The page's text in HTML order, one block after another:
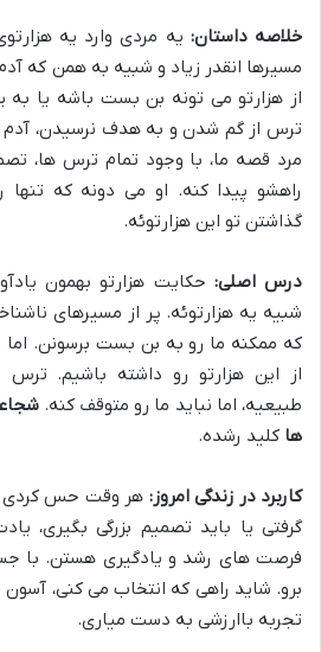
خلاصه داستان: یه مردی وارد یه
مسیرها انقدر زیاد و شبیه به همن که
از هزارتو می تونه بن بست باشه یا به
ترس از گم شدن و به هدف نرسیدن، آدم
مرد قصه ما، با وجود تمام ترس ها،
راهشو پیدا کنه. او می دونه که
گذاشتن تو این هزارتوئه.
درس اصلی: حکایت هزارتو بهمون
شبیه یه هزارتوئه. پر از مسیرهای
که ممکنه ما رو به بن بست برسونن.
از این هزارتو رو داشته باشیم. ترس
طبیعیه، اما نباید ما رو متوقف کنه.
ها کلید رشده.
کاربرد در زندگی امروز: هر وقت حس کردی
گرفتی یا باید تصمیم بزرگی بگیری،
فرصت های رشد و یادگیری هستن. با
برو. شاید راهی که انتخاب می کنی،
تجربه باارزشی به دست میاری.